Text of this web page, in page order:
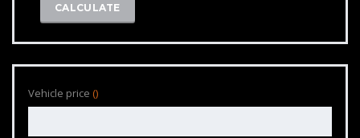
CALCULATE
Vehicle price ()